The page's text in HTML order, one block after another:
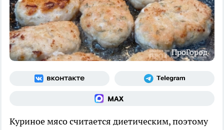
ПроГород
Куриное мясо считается диетическим, поэтому